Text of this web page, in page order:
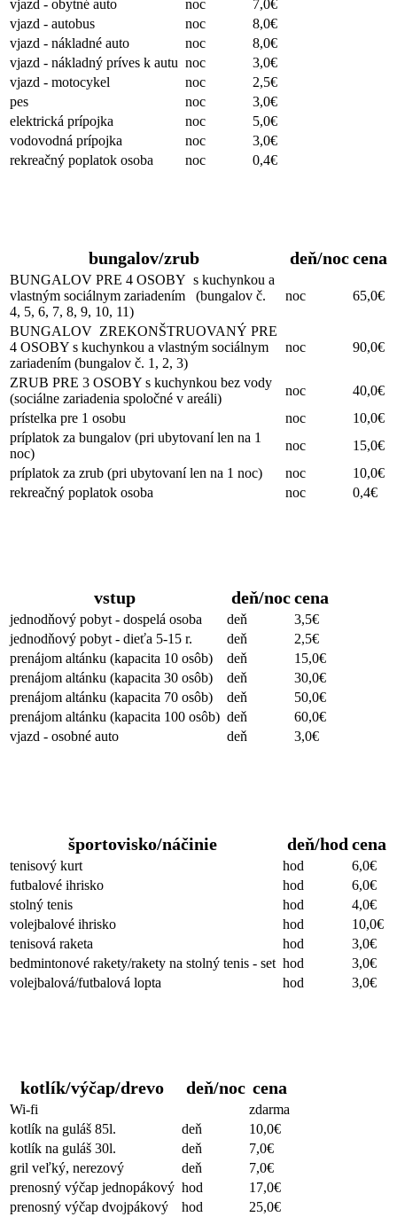
vjazd - obytné auto
noc
7,0€
vjazd - autobus
noc
8,0€
vjazd - nákladné auto
noc
8,0€
vjazd - nákladný príves k autu noc
3,0€
vjazd - motocykel
noc
2,5€
pes
noc
3,0€
elektrická prípojka
noc
5,0€
vodovodná prípojka
noc
3,0€
rekreačný poplatok osoba
noc 0,4€
bungalov/zrub deň/noccena
BUNGALOV PRE 4 OSOBY s kuchynkou a
vlastným sociálnym zariadením (bungalov č.
4, 5, 6, 7, 8, 9, 10, 11)
noc 65,0€
BUNGALOV ZREKONŠTRUOVANÝ PRE
4 OSOBY s kuchynkou a vlastným sociálnym
zariadením (bungalov č. 1, 2, 3)
noc 90,0€
ZRUB PRE 3 OSOBY s kuchynkou bez vody
(sociálne zariadenia spoločné v areáli)
noc
40,0€
prístelka pre 1 osobu
noc
10,0€
príplatok za bungalov (pri ubytovaní len na 1
noc)
noc
15,0€
príplatok za zrub (pri ubytovaní len na 1 noc)
noc
10,0€
rekreačný poplatok osoba
noc 0,4€
vstup deň/noccena
jednodňový pobyt - dospelá osoba deň
3,5€
jednodňový pobyt - dieťa 5-15 r.
deň
2,5€
prenájom altánku (kapacita 10 osôb)
deň
15,0€
prenájom altánku (kapacita 30 osôb)
deň
30,0€
prenájom altánku (kapacita 70 osôb)
deň
50,0€
prenájom altánku (kapacita 100 osôb) deň
60,0€
vjazd - osobné auto
deň 3,0€
športovisko/náčinie deň/hod cena
tenisový kurt hod
6,0€
futbalové ihrisko
hod
6,0€
stolný tenis
hod
4,0€
volejbalové ihrisko
hod
10,0€
tenisová raketa
hod
3,0€
bedmintonové rakety/rakety na stolný tenis - set hod
3,0€
volejbalová/futbalová lopta
hod 3,0€
kotlík/výčap/drevo deň/noc cena
Wi-fi
zdarma
kotlík na guláš 85l.
deň
10,0€
kotlík na guláš 30l.
deň
7,0€
gril veľký, nerezový
deň
7,0€
prenosný výčap jednopákový hod
17,0€
prenosný výčap dvojpákový
hod 25,0€